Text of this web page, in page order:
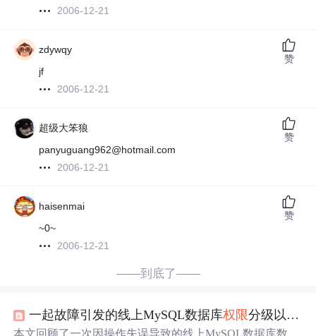
2006-12-21
zdywqy
jf
2006-12-21
赞
超级大笨狼
panyuguang962@hotmail.com
2006-12-21
赞
haisenmai
~0~
2006-12-21
赞
——到底了——
一起故障引发的线上MySQL数据库权限分级以及数据库实例大小限制